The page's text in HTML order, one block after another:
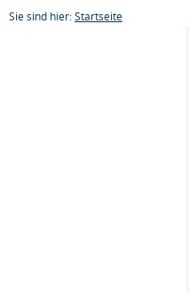
Sie sind hier: Startseite